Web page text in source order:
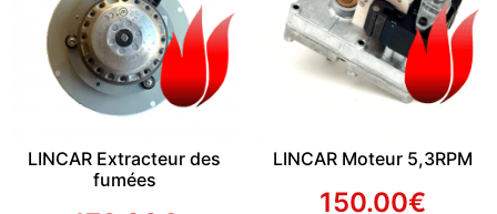
LINCAR Extracteur des
fumées
LINCAR Moteur 5,3RPM
150.00€